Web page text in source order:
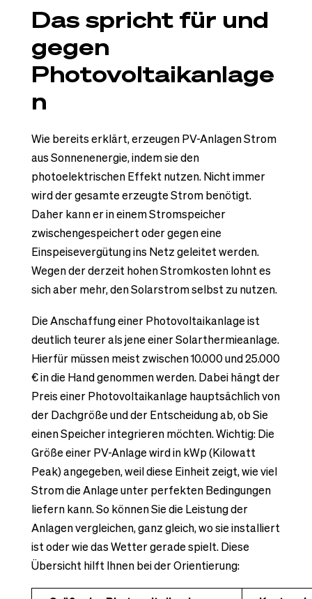
Das spricht für und
gegen
Photovoltaikanlage
n
Wie bereits erklärt, erzeugen PV-Anlagen Strom
aus Sonnenenergie, indem sie den
photoelektrischen Effekt nutzen. Nicht immer
wird der gesamte erzeugte Strom benötigt.
Daher kann er in einem Stromspeicher
zwischengespeichert oder gegen eine
Einspeisevergütung ins Netz geleitet werden.
Wegen der derzeit hohen Stromkosten lohnt es
sich aber mehr, den Solarstrom selbst zu nutzen.
Die Anschaffung einer Photovoltaikanlage ist
deutlich teurer als jene einer Solarthermieanlage.
Hierfür müssen meist zwischen 10.000 und 25.000
€ in die Hand genommen werden. Dabei hängt der
Preis einer Photovoltaikanlage hauptsächlich von
der Dachgröße und der Entscheidung ab, ob Sie
einen Speicher integrieren möchten. Wichtig: Die
Größe einer PV-Anlage wird in kWp (Kilowatt
Peak) angegeben, weil diese Einheit zeigt, wie viel
Strom die Anlage unter perfekten Bedingungen
liefern kann. So können Sie die Leistung der
Anlagen vergleichen, ganz gleich, wo sie installiert
ist oder wie das Wetter gerade spielt. Diese
Übersicht hilft Ihnen bei der Orientierung: